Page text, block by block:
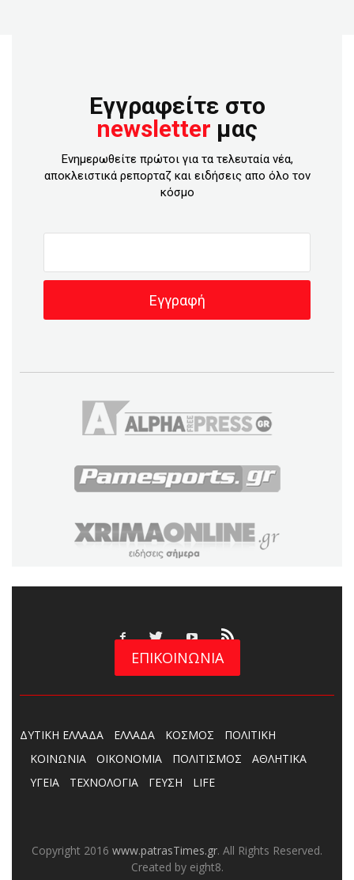
Εγγραφείτε στο
newsletter μας
Ενημερωθείτε πρώτοι για τα τελευταία νέα,
αποκλειστικά ρεπορταζ και ειδήσεις απο όλο τον
κόσμο
ΕΠΙΚΟΙΝΩΝΙΑ
ΔΥΤΙΚΗ ΕΛΛΑΔΑ ΕΛΛΑΔΑ ΚΟΣΜΟΣ
ΠΟΛΙΤΙΚΗ
ΚΟΙΝΩΝΙΑ
ΟΙΚΟΝΟΜΙΑ ΠΟΛΙΤΙΣΜΟΣ
ΑΘΛΗΤΙΚΑ
ΥΓΕΙΑ
ΤΕΧΝΟΛΟΓΙΑ ΓΕΥΣΗ LIFE
Copyright 2016 www.patrasTimes.gr. All Rights Reserved.
Created by eight8.